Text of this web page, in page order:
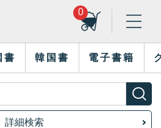
0
書 韓国書 電子書籍
詳細検索